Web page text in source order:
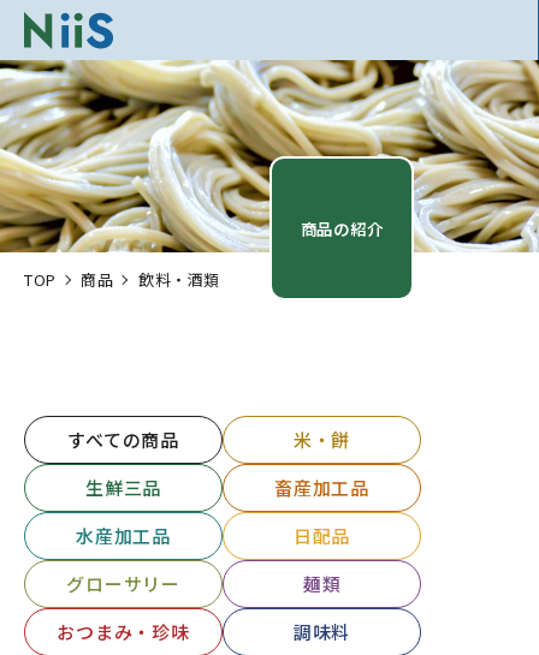
商品の紹介
TOP 商品 飲料・酒類
すべての商品
米・餅
生鮮三品
畜産加工品
水産加工品
日配品
グローサリー
麺類
おつまみ・珍味
調味料